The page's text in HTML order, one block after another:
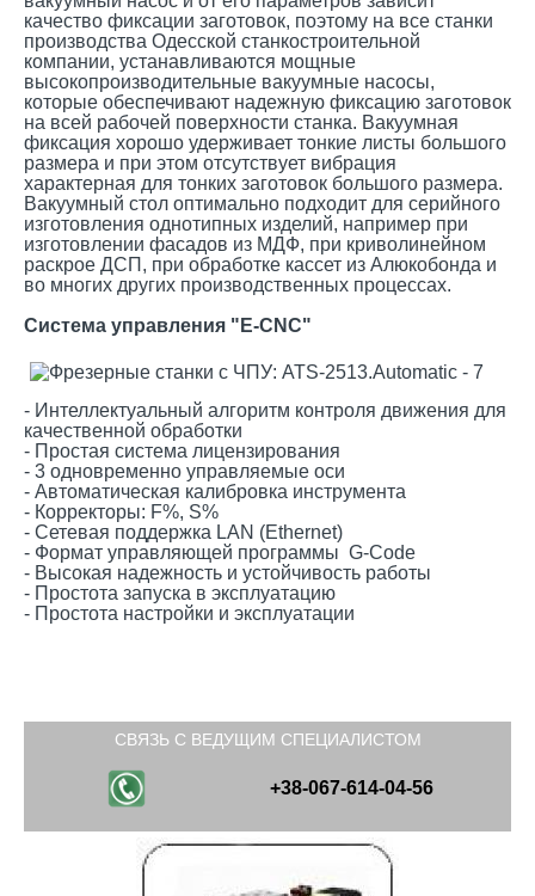
качество фиксации заготовок, поэтому на все станки
производства Одесской станкостроительной
компании, устанавливаются мощные
высокопроизводительные вакуумные насосы,
которые обеспечивают надежную фиксацию заготовок
на всей рабочей поверхности станка. Вакуумная
фиксация хорошо удерживает тонкие листы большого
размера и при этом отсутствует вибрация
характерная для тонких заготовок большого размера.
Вакуумный стол оптимально подходит для серийного
изготовления однотипных изделий, например при
изготовлении фасадов из МДФ, при криволинейном
раскрое ДСП, при обработке кассет из Алюкобонда и
во многих других производственных процессах.
Система управления "E-CNC"
- Интеллектуальный алгоритм контроля движения для
качественной обработки
- Простая система лицензирования
- 3 одновременно управляемые оси
- Автоматическая калибровка инструмента
- Корректоры: F%, S%
- Сетевая поддержка LAN (Ethernet)
- Формат управляющей программы G-Code
- Высокая надежность и устойчивость работы
- Простота запуска в эксплуатацию
- Простота настройки и эксплуатации
СВЯЗЬ С ВЕДУЩИМ СПЕЦИАЛИСТОМ
+38-067-614-04-56